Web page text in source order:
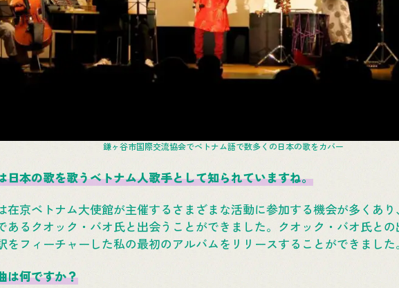
鎌ヶ谷市国際交流協会でベトナム語で数多くの日本の歌をカバー
本の歌を歌うベトナム人歌手として知られていますね。
在京ベトナム大使館が主催するさまざまな活動に参加する機会が多くあ
あるクオック・バオ氏と出会うことができました。クオック・バオ氏と
をフィーチャーした私の最初のアルバムをリリースすることができました。
何ですか？